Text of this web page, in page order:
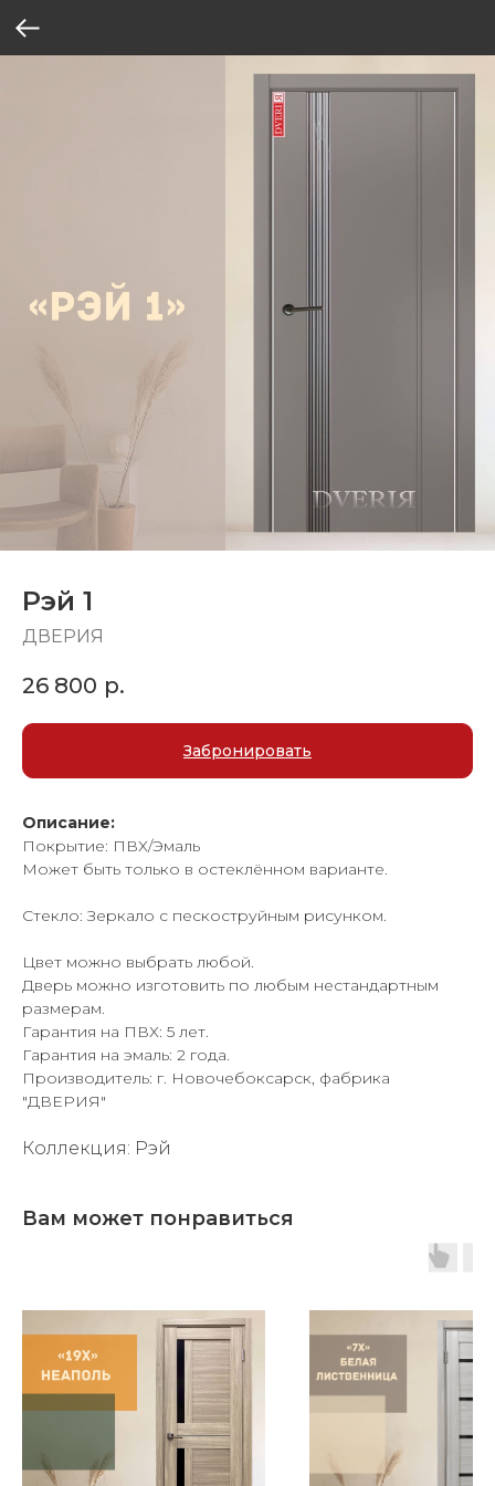
Рэй 1
ДВЕРИЯ
26 800 р.
Забронировать
Описание:
Покрытие: ПВХ/Эмаль
Может быть только в остеклённом варианте.
Стекло: Зеркало с пескоструйным рисунком.
Цвет можно выбрать любой.
Дверь можно изготовить по любым нестандартным
размерам.
Гарантия на ПВХ: 5 лет.
Гарантия на эмаль: 2 года.
Производитель: г. Новочебоксарск, фабрика
"ДВЕРИЯ"
Коллекция: Рэй
Вам может понравиться